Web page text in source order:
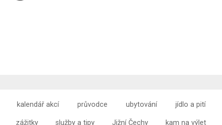
kalendář akcí průvodce ubytování jídlo a pití
zážitky služby a tipy Jižní Čechy kam na výlet